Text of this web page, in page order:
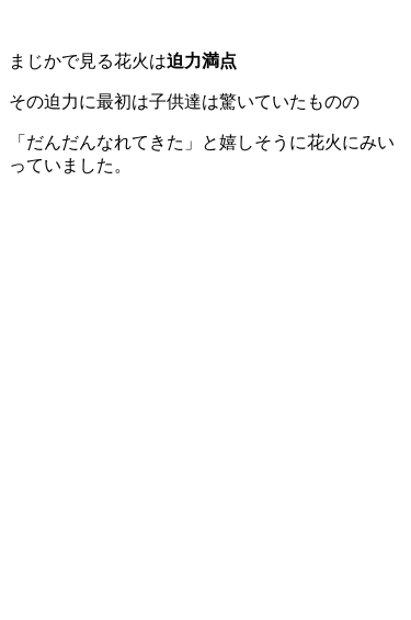
まじかで見る花火は迫力満点
その迫力に最初は子供達は驚いていたものの
「だんだんなれてきた」と嬉しそうに花火にみい
っていました。